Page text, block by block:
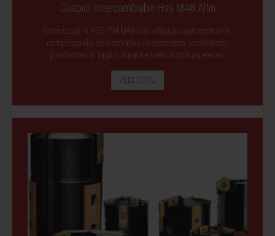
Cuspidi Intercambiabili Hss M48 Altin
Sinterizzati in HSS-PM M48 con affilatura autocentrante,
rompitruciolo ed innovativo rivestimento consentono
prestazioni di taglio, durata e livelli di finitura elevati.
VEDI DI PIÙ